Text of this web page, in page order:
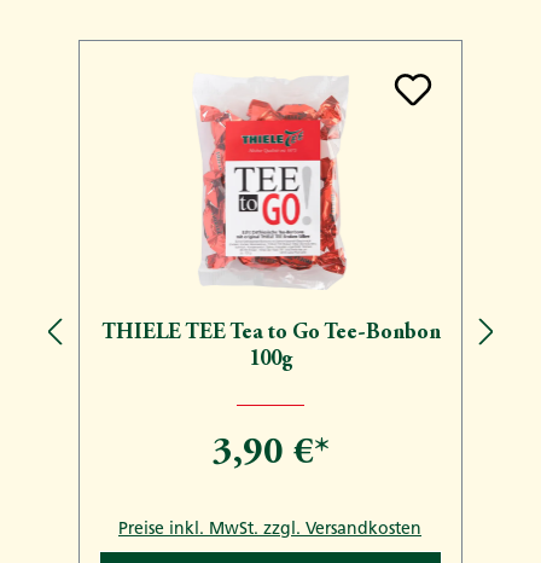
THIELE TEE Tea to Go Tee-Bonbon
100g
3,90 €*
Preise inkl. MwSt. zzgl. Versandkosten